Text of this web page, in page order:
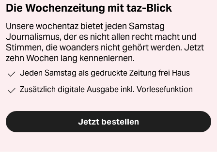
Die Wochenzeitung mit taz-Blick
Unsere wochentaz bietet jeden Samstag
Journalismus, der es nicht allen recht macht und
Stimmen, die woanders nicht gehört werden. Jetzt
zehn Wochen lang kennenlernen.
Jeden Samstag als gedruckte Zeitung frei Haus
Zusätzlich digitale Ausgabe inkl. Vorlesefunktion
Jetzt bestellen